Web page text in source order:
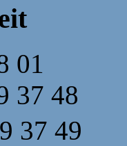
01
37 48
37 49